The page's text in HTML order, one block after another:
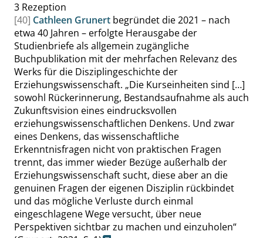
3 Rezeption
[40] Cathleen Grunert begründet die 2021 – nach
etwa 40 Jahren – erfolgte Herausgabe der
Studienbriefe als allgemein zugängliche
Buchpublikation mit der mehrfachen Relevanz des
Werks für die Disziplingeschichte der
Erziehungswissenschaft. „Die Kurseinheiten sind […]
sowohl Rückerinnerung, Bestandsaufnahme als auch
Zukunftsvision eines eindrucksvollen
erziehungswissenschaftlichen Denkens. Und zwar
eines Denkens, das wissenschaftliche
Erkenntnisfragen nicht von praktischen Fragen
trennt, das immer wieder Bezüge außerhalb der
Erziehungswissenschaft sucht, diese aber an die
genuinen Fragen der eigenen Disziplin rückbindet
und das mögliche Verluste durch einmal
eingeschlagene Wege versucht, über neue
Perspektiven sichtbar zu machen und einzuholen“